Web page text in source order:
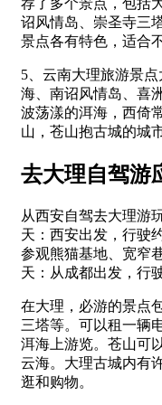
荐了多个景点，包括
诏风情岛、崇圣寺三
景点各有特色，适合
5、云南大理旅游景
海、南诏风情岛、喜
波荡漾的洱海，西倚
山，苍山抱古城的城
去大理自驾游
从西安自驾去大理游
天：西安出发，行驶
参观熊猫基地、宽窄
天：从成都出发，行
在大理，必游的景点
三塔等。可以租一辆
洱海上游览。苍山可
云海。大理古城内有
逛和购物。